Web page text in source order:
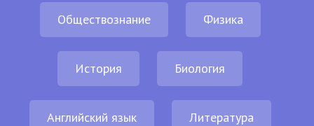
Обществознание Физика
История Биология
Английский язык Литература